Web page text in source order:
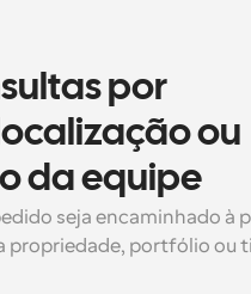
por
ou
da equipe
seja encaminhado à
propriedade, portfólio ou